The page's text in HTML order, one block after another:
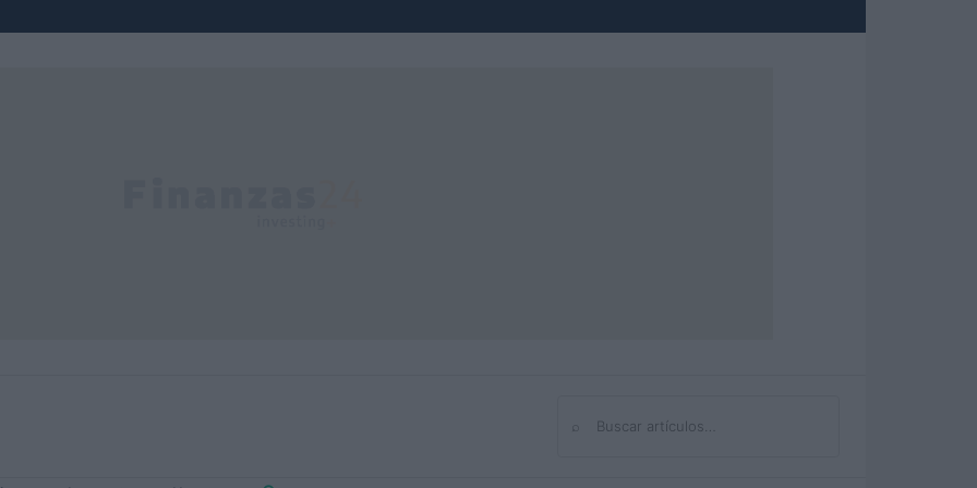
Buscar